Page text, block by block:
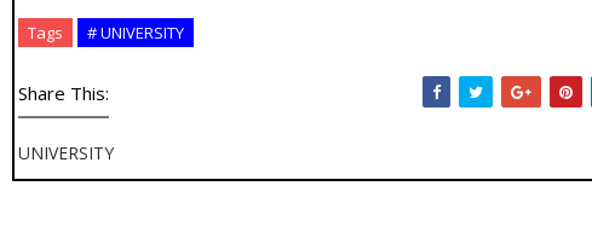
Tags # UNIVERSITY
Share This:
UNIVERSITY